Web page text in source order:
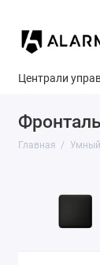
Централи
Главная